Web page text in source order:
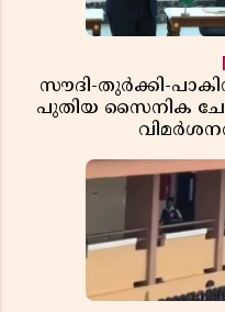
സൗദി-തുർക്കി-
പുതിയ സൈനിക